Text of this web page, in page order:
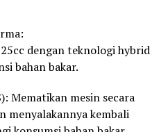
dengan teknologi hybrid
bahan bakar.
Mematikan mesin secara
menyalakannya kembali